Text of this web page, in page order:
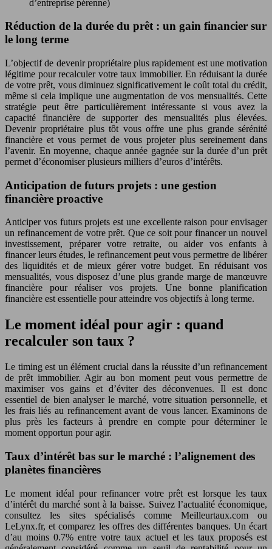
d’entreprise pérenne)
Réduction de la durée du prêt : un gain financier sur
le long terme
L’objectif de devenir propriétaire plus rapidement est une motivation
légitime pour recalculer votre taux immobilier. En réduisant la durée
de votre prêt, vous diminuez significativement le coût total du crédit,
même si cela implique une augmentation de vos mensualités. Cette
stratégie peut être particulièrement intéressante si vous avez la
capacité financière de supporter des mensualités plus élevées.
Devenir propriétaire plus tôt vous offre une plus grande sérénité
financière et vous permet de vous projeter plus sereinement dans
l’avenir. En moyenne, chaque année gagnée sur la durée d’un prêt
permet d’économiser plusieurs milliers d’euros d’intérêts.
Anticipation de futurs projets : une gestion
financière proactive
Anticiper vos futurs projets est une excellente raison pour envisager
un refinancement de votre prêt. Que ce soit pour financer un nouvel
investissement, préparer votre retraite, ou aider vos enfants à
financer leurs études, le refinancement peut vous permettre de libérer
des liquidités et de mieux gérer votre budget. En réduisant vos
mensualités, vous disposez d’une plus grande marge de manœuvre
financière pour réaliser vos projets. Une bonne planification
financière est essentielle pour atteindre vos objectifs à long terme.
Le moment idéal pour agir : quand
recalculer son taux ?
Le timing est un élément crucial dans la réussite d’un refinancement
de prêt immobilier. Agir au bon moment peut vous permettre de
maximiser vos gains et d’éviter des déconvenues. Il est donc
essentiel de bien analyser le marché, votre situation personnelle, et
les frais liés au refinancement avant de vous lancer. Examinons de
plus près les facteurs à prendre en compte pour déterminer le
moment opportun pour agir.
Taux d’intérêt bas sur le marché : l’alignement des
planètes financières
Le moment idéal pour refinancer votre prêt est lorsque les taux
d’intérêt du marché sont à la baisse. Suivez l’actualité économique,
consultez les sites spécialisés comme Meilleurtaux.com ou
LeLynx.fr, et comparez les offres des différentes banques. Un écart
d’au moins 0.7% entre votre taux actuel et les taux proposés est